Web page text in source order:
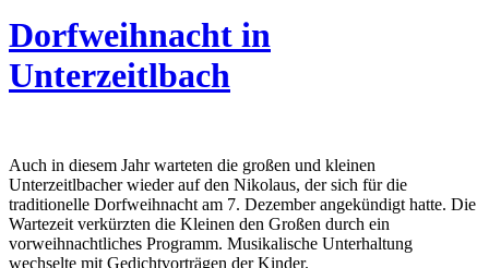
Dorfweihnacht in
Unterzeitlbach
Auch in diesem Jahr warteten die großen und kleinen
Unterzeitlbacher wieder auf den Nikolaus, der sich für die
traditionelle Dorfweihnacht am 7. Dezember angekündigt hatte. Die
Wartezeit verkürzten die Kleinen den Großen durch ein
vorweihnachtliches Programm. Musikalische Unterhaltung
wechselte mit Gedichtvorträgen der Kinder.